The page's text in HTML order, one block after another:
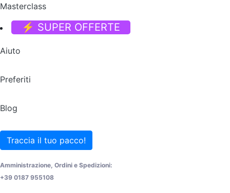
Masterclass
⚡ SUPER OFFERTE
Aiuto
Preferiti
Blog
Traccia il tuo pacco!
Amministrazione, Ordini e Spedizioni:
+39 0187 955108